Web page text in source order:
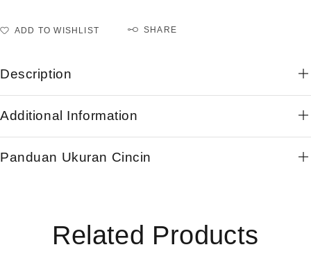
ADD TO WISHLIST SHARE
Description
Additional Information
Panduan Ukuran Cincin
Related Products